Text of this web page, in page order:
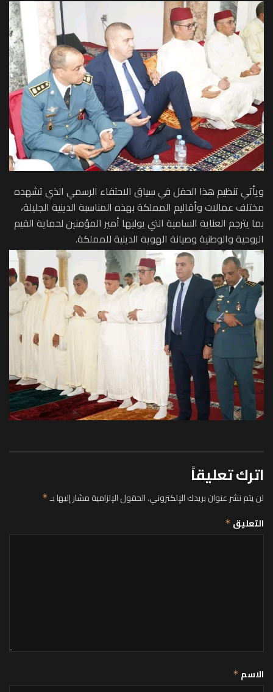
ويأتي تنظيم هذا الحفل في سياق الاحتفاء الرسمي الذي تشهده
مختلف عمالات وأقاليم المملكة بهذه المناسبة الدينية الجليلة،
بما يترجم العناية السامية التي يوليها أمير المؤمنين لحماية القيم
الروحية والوطنية وصيانة الهوية الدينية للمملكة.
اترك تعليقاً
لن يتم نشر عنوان بريدك الإلكتروني.الحقول الإلزامية مشار إليها بـ*
التعليق *
الاسم *